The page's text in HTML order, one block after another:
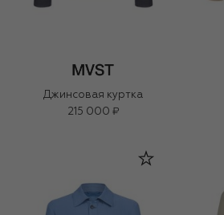
Джинсовая куртка
215 000 ₽